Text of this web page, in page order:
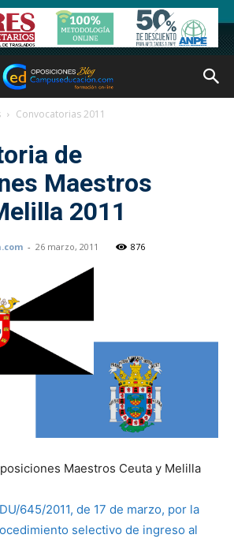
Convocatorias 2011
de
Maestros
2011
- 26 marzo, 2011 876
Maestros Ceuta y Melilla
645/2011, de 17 de marzo, por la
selectivo de ingreso al